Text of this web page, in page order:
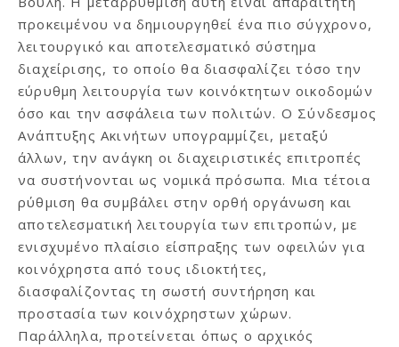
προκειμένου να δημιουργηθεί ένα πιο σύγχρονο,
λειτουργικό και αποτελεσματικό σύστημα
διαχείρισης, το οποίο θα διασφαλίζει τόσο την
εύρυθμη λειτουργία των κοινόκτητων οικοδομών
όσο και την ασφάλεια των πολιτών. Ο Σύνδεσμος
Ανάπτυξης Ακινήτων υπογραμμίζει, μεταξύ
άλλων, την ανάγκη οι διαχειριστικές επιτροπές
να συστήνονται ως νομικά πρόσωπα. Μια τέτοια
ρύθμιση θα συμβάλει στην ορθή οργάνωση και
αποτελεσματική λειτουργία των επιτροπών, με
ενισχυμένο πλαίσιο είσπραξης των οφειλών για
κοινόχρηστα από τους ιδιοκτήτες,
διασφαλίζοντας τη σωστή συντήρηση και
προστασία των κοινόχρηστων χώρων.
Παράλληλα, προτείνεται όπως ο αρχικός